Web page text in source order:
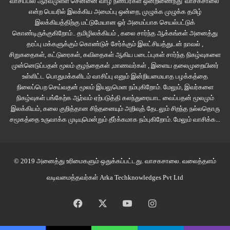
வரிசையில் ஒருவருக்கு சோறு என அளிக்கப்பட்டிருந்தது. அவளுடைய
தோழிகளுக்குப் பின்பாக வரிசையில் இருந்ததால் அவள் தோழிகள் அனைவரும்
உணவு வாங்கி அமர சென்று கொண்டிருந்தனர். அவர்கள் சென்ற பிறகு
முட்டையை வாங்கி விட்டுப் போகாமல் மணிமொழிக்காக நின்றிருந்தான்
கருப்பணன். கருப்பணன் தனக்காக நிற்கிறான் என்பதை உணர்ந்த மணிமொழி
வாங்கிவிட்டு வேகமாக அவனைக் கவனிக்காத்து போல, “யேய் நில்லுங்கடி
நானும் வரேன்” என ஓடத் தயரானாள்.
“இந்தாள நில்லேன், உங்கூட பேசனும்”
“எனக்கு முட்ட வேணும்.”
“அங்க வாங்கிக்கோங்க”
“நீதான் எனக்கு தருவேன்னு சத்தியம் பண்ணி சொன்ன. என்னய
என்ற பெயரில் இலக்கிய அமைப்பு ஒன்றை, முழுக்க முழுக்க தமிழ்
இலக்கியத்திற்கு மட்டுமேயான ஓர் அமைப்பாக செயல்பட்டுக்
கொண்டிருக்குகிறோம்.. தமிழிலக்கியம் , கலை சார்ந்த ஆக்கங்கள் அனைத்து
தரப்பு மக்களுக்கும் கொண்டுச் சேர்க்கும் இலட்சியத்துடன் நாவல் ,
சிறுகதைகள், கட்டுரைகள், கவிதைகள் ஆகிய படைப்புகள் சார்ந்த நிகழ்வுகளை
முன்னெடுப்பதன் மூலம் குழந்தைகள் ,மாணவர்கள் , இளைய தலைமுறையினர்
உள்ளிட்ட பொதுமக்களிடம் வாசிப்பு எனும் இன்றியமையாத பழக்கத்தை
நிலைப்பெற செய்வதன் மூலம் இயலுமென நம்புகிறோம். மேலும், இவர்களை
நிகழ்வுகள் பங்கேற்க ஆர்வம் ஏற்படுத்தி கலந்துரையாட வைப்பதன் மூலமும்
இலக்கியம், கலை குறித்தான சிந்தனையும் அறிவுத் தேடலும் சிறந்த நல்லதொரு
சமூகத்தை உருவாக்க முடியுமென்றும் தீர்க்கமாக நம்புகிறோம். மேலும் வாசிக்க...
© 2019 அனைத்து உரிமைகளும் ஒதுக்கப்பட்டது. வாசகசாலை. வலைத்தளம்
வடிவமைத்தவர்கள் Arka Techknowledges Pvt Ltd
Facebook YouTubeInstagram